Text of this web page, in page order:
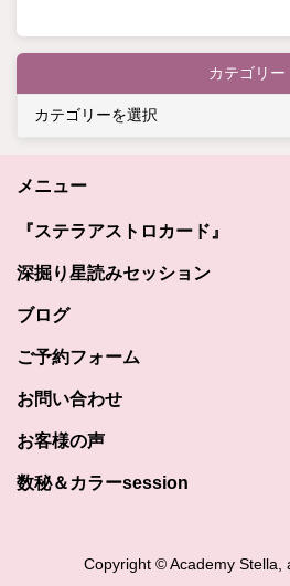
カテゴリー
リ
メニュー
『ステラアストロカード』
深掘り星読みセッション
ブログ
ご予約フォーム
お問い合わせ
お客様の声
数秘＆カラーsession
Copyright © Academy Stella,